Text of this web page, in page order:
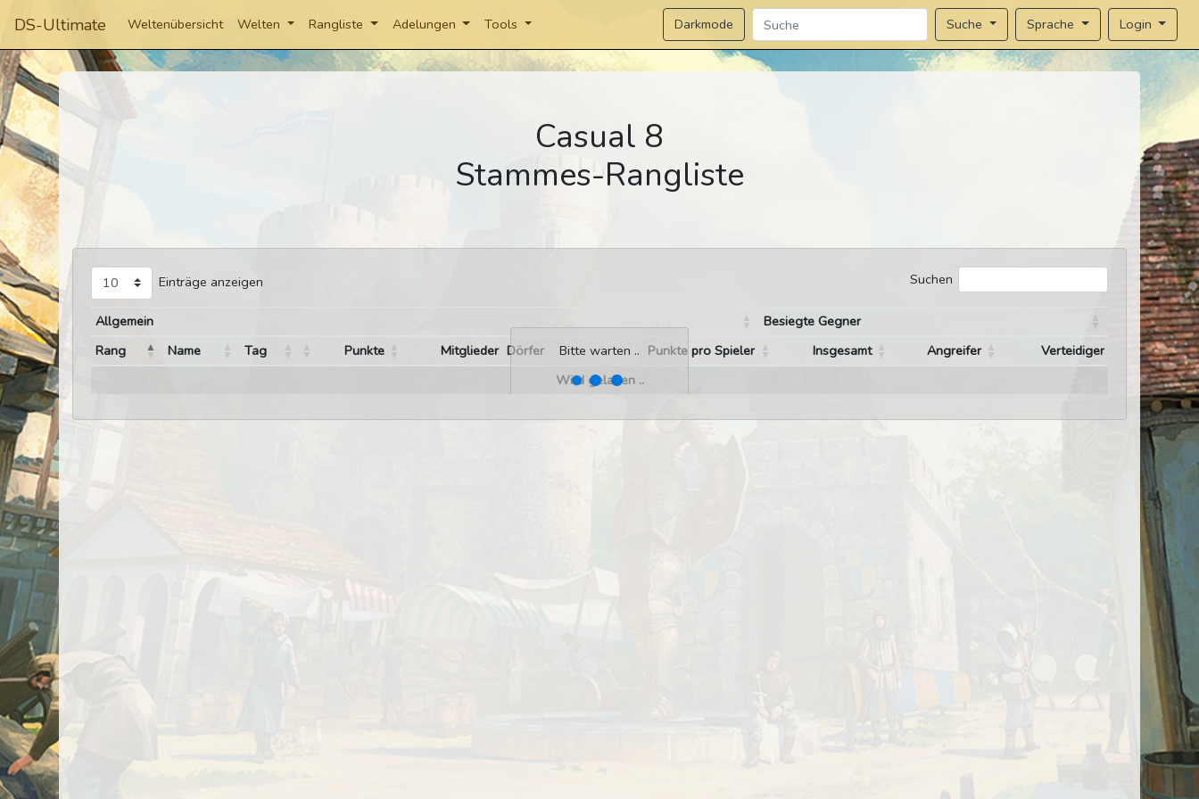
DS-Ultimate Weltenübersicht Welten Rangliste Adelungen Tools Darkmode Suche Sprache Login
Casual 8
Stammes-Rangliste
Einträge anzeigen Suchen
Bitte warten ..
Allgemein
Besiegte Gegner
Rang
Name Tag Punkte Mitglieder Dörfer Punkte pro Spieler Insgesamt Angreifer
Verteidiger
Wird geladen ..